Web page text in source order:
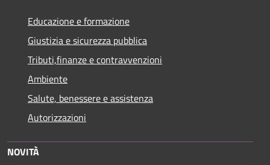
Educazione e formazione
Giustizia e sicurezza pubblica
Tributi,finanze e contravvenzioni
Ambiente
Salute, benessere e assistenza
Autorizzazioni
NOVITÀ